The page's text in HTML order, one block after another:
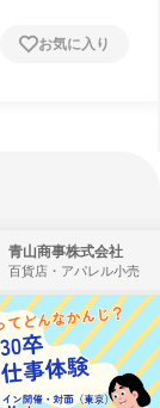
お気に入り
青山商事株式会社
百貨店・アパレル小売